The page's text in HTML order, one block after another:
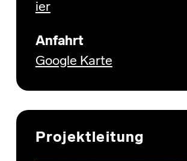
ier
Anfahrt
Google Karte
Projektleitung